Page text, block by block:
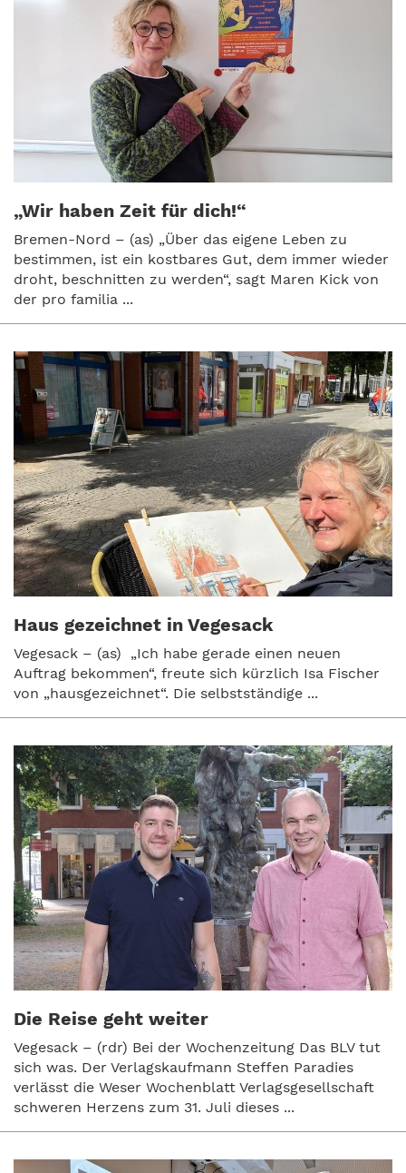
„Wir haben Zeit für dich!“
Bremen-Nord – (as) „Über das eigene Leben zu
bestimmen, ist ein kostbares Gut, dem immer wieder
droht, beschnitten zu werden“, sagt Maren Kick von
der pro familia ...
Haus gezeichnet in Vegesack
Vegesack – (as) „Ich habe gerade einen neuen
Auftrag bekommen“, freute sich kürzlich Isa Fischer
von „hausgezeichnet“. Die selbstständige ...
Die Reise geht weiter
Vegesack – (rdr) Bei der Wochenzeitung Das BLV tut
sich was. Der Verlagskaufmann Steffen Paradies
verlässt die Weser Wochenblatt Verlagsgesellschaft
schweren Herzens zum 31. Juli dieses ...